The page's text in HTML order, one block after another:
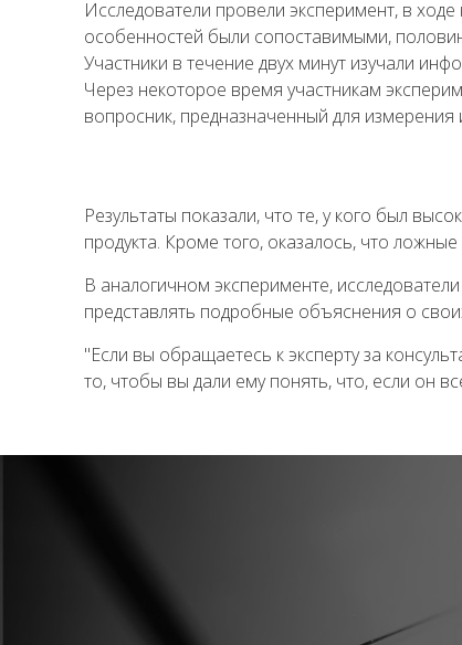
Исследователи провели эксперимент, в
особенностей были сопоставимыми,
Участники в течение двух минут изучали
Через некоторое время участникам
вопросник, предназначенный для измерения
Результаты показали, что те, у кого был
продукта. Кроме того, оказалось, что
В аналогичном эксперименте,
представлять подробные объяснения о
"Если вы обращаетесь к эксперту за
то, чтобы вы дали ему понять, что, если он